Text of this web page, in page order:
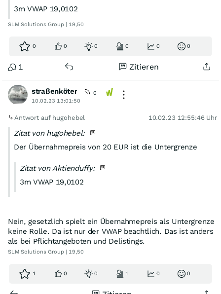
3m VWAP 19,0102
SLM Solutions Group | 19,50
0 0 0 0 0 0
1 Zitieren
straßenköter
0
10.02.23 13:01:50
Antwort auf hugohebel 10.02.23 12:55:46 Uhr
Zitat von hugohebel:
Der Übernahmepreis von 20 EUR ist die Untergrenze
Zitat von Aktienduffy:
3m VWAP 19,0102
Nein, gesetzlich spielt ein Übernahmepreis als Untergrenze
keine Rolle. Da ist nur der VWAP beachtlich. Das ist anders
als bei Pflichtangeboten und Delistings.
SLM Solutions Group | 19,50
1 0 0 1 0 0